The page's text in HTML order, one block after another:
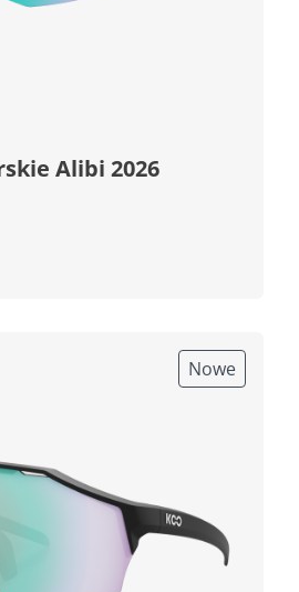
Alibi 2026
Nowe